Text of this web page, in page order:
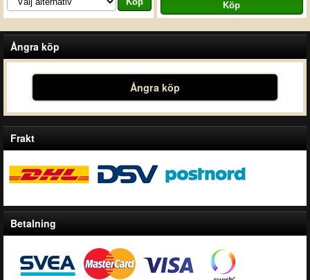
Ångra köp
Ångra köp
Frakt
Betalning